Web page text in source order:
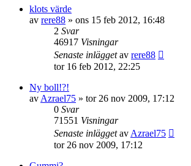
klots värde
av rere88 » ons 15 feb 2012, 16:48
2 Svar
46917 Visningar
Senaste inläggetav rere88
tor 16 feb 2012, 22:25
Ny boll!?!
av Azrael75 » tor 26 nov 2009, 17:12
0 Svar
71551 Visningar
Senaste inläggetav Azrael75
tor 26 nov 2009, 17:12